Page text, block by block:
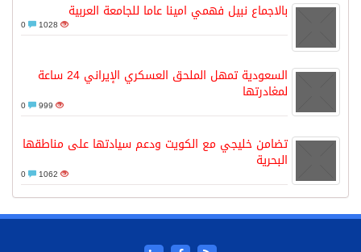
بالاجماع نبيل فهمي امينا عاما للجامعة العربية
1028
السعودية تمهل الملحق العسكري الإيراني 24 ساعة
لمغادرتها
999
تضامن خليجي مع الكويت ودعم سيادتها على مناطقها
البحرية
1062